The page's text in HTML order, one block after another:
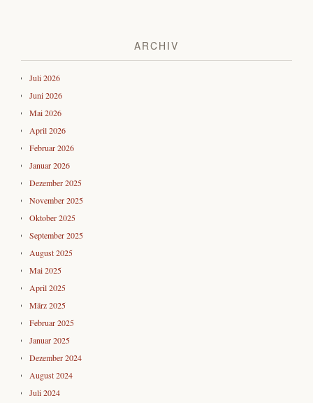
ARCHIV
Juli 2026
Juni 2026
Mai 2026
April 2026
Februar 2026
Januar 2026
Dezember 2025
November 2025
Oktober 2025
September 2025
August 2025
Mai 2025
April 2025
März 2025
Februar 2025
Januar 2025
Dezember 2024
August 2024
Juli 2024